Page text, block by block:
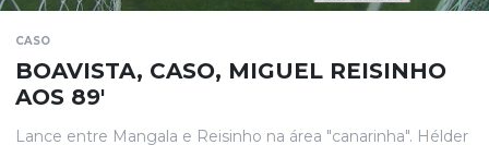
CASO
BOAVISTA, CASO, MIGUEL REISINHO
AOS 89'
Lance entre Mangala e Reisinho na área "canarinha". Hélder